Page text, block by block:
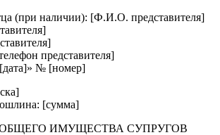
(при наличии): [Ф.И.О. представителя]
представителя]
№ [номер]
[сумма]
ОБЩЕГО ИМУЩЕСТВА СУПРУГОВ